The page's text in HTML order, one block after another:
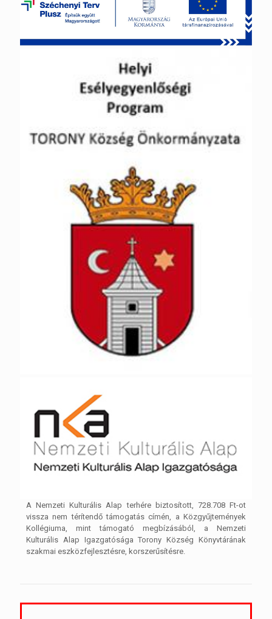
A Nemzeti Kulturális Alap terhére biztosított, 728.708 Ft-ot
vissza nem térítendő támogatás címén, a Közgyűjtemények
Kollégiuma, mint támogató megbízásából, a Nemzeti
Kulturális Alap Igazgatósága Torony Község Könyvtárának
szakmai eszközfejlesztésre, korszerűsítésre.